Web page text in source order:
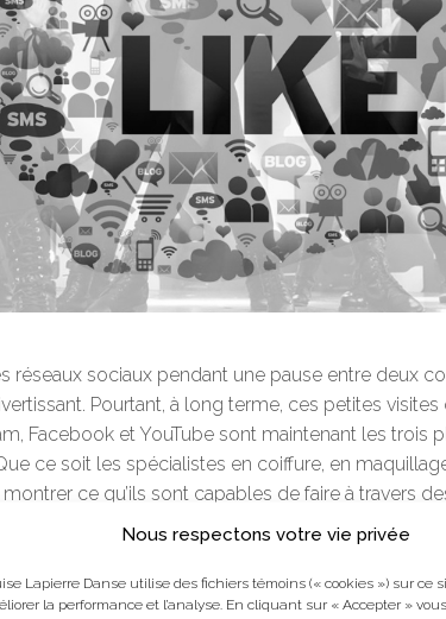
Nous respectons votre vie privée
Lapierre Danse utilise des fichiers témoins (« cookies ») sur ce
la performance et l’analyse. En cliquant sur « Accepter »
réseaux sociaux pendant une pause entre deux
Pourtant, à long terme, ces petites
Facebook et YouTube sont maintenant les
ce soit les spécialistes en coiffure, en
ce qu’ils sont capables de faire à travers
contenu que l’on voit souvent est celui d’une
eux, en solo ou avec le chorégraphe. D’une
à les suivre dans leur progression. De jour en